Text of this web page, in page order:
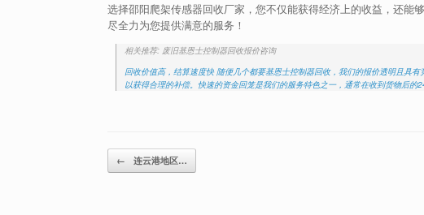
选择邵阳爬架传感器回收厂家，您不仅能获得经济上的收益，还
尽全力为您提供满意的服务！
相关推荐: 废旧基恩士控制器回收报价咨询
回收价值高，结算速度快 随便几个都要基恩士控制器回收，我们的报价透明且具
以获得合理的补偿。快速的资金回笼是我们的服务特色之一，通常在收到货物后
Post navigation
← 连云港地区…